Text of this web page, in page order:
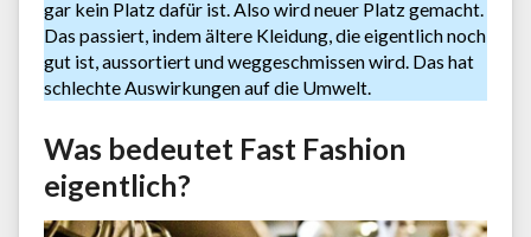
gar kein Platz dafür ist. Also wird neuer Platz gemacht.
Das passiert, indem ältere Kleidung, die eigentlich noch
gut ist, aussortiert und weggeschmissen wird. Das hat
schlechte Auswirkungen auf die Umwelt.
Was bedeutet Fast Fashion
eigentlich?